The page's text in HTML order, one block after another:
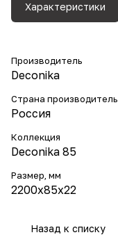
Характеристики
Производитель
Deconika
Страна производитель
Россия
Коллекция
Deconika 85
Размер, мм
2200x85x22
Назад к списку